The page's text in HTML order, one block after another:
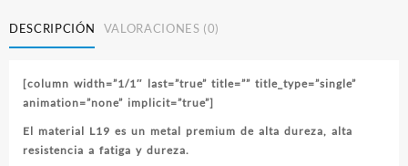
DESCRIPCIÓN VALORACIONES (0)
[column width=”1/1″ last=”true” title=”” title_type=”single”
animation=”none” implicit=”true”]
El material L19 es un metal premium de alta dureza, alta
resistencia a fatiga y dureza.